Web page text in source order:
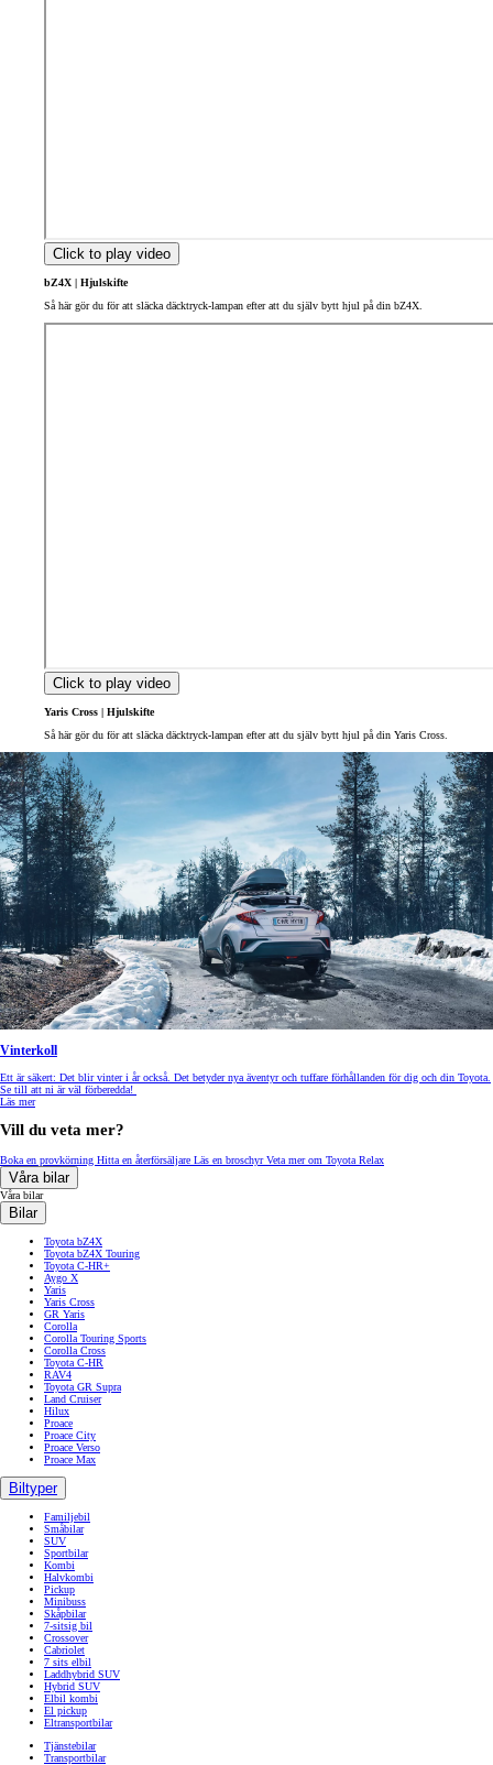
Click to play video
bZ4X | Hjulskifte
Så här gör du för att släcka däcktryck-lampan efter att du själv bytt hjul på din bZ4X.
Click to play video
Yaris Cross | Hjulskifte
Så här gör du för att släcka däcktryck-lampan efter att du själv bytt hjul på din Yaris Cross.
Vinterkoll
Ett är säkert: Det blir vinter i år också. Det betyder nya äventyr och tuffare förhållanden för dig och din Toyota.
Se till att ni är väl förberedda!
Läs mer
Vill du veta mer?
Boka en provkörning Hitta en återförsäljare Läs en broschyrVeta mer om Toyota Relax
Våra bilar
Våra bilar
Bilar
Toyota bZ4X
Toyota bZ4X Touring
Toyota C-HR+
Aygo X
Yaris
Yaris Cross
GR Yaris
Corolla
Corolla Touring Sports
Corolla Cross
Toyota C-HR
RAV4
Toyota GR Supra
Land Cruiser
Hilux
Proace
Proace City
Proace Verso
Proace Max
Biltyper
Familjebil
Småbilar
SUV
Sportbilar
Kombi
Halvkombi
Pickup
Minibuss
Skåpbilar
7-sitsig bil
Crossover
Cabriolet
7 sits elbil
Laddhybrid SUV
Hybrid SUV
Elbil kombi
El pickup
Eltransportbilar
Tjänstebilar
Transportbilar